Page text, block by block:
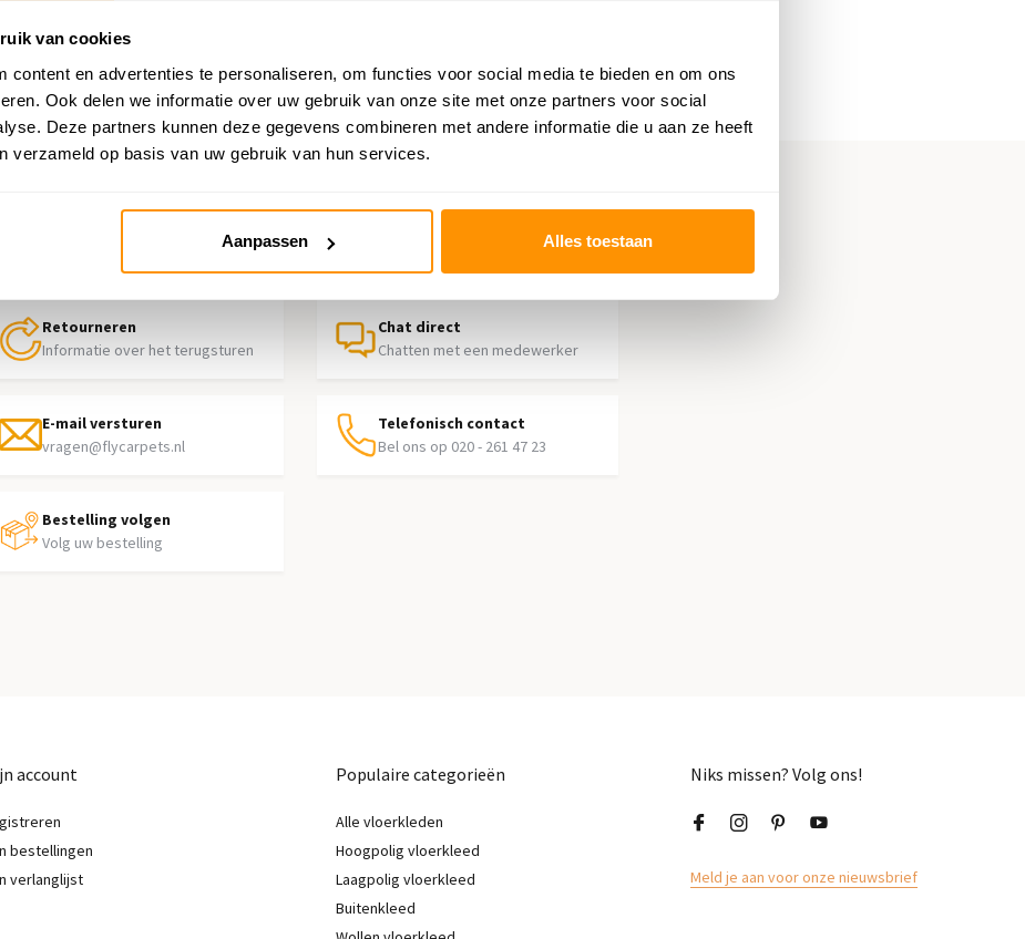
van cookies
content en advertenties te personaliseren, om functies voor social media te bieden en om ons
Ook delen we informatie over uw gebruik van onze site met onze partners voor social
Deze partners kunnen deze gegevens combineren met andere informatie die u aan ze heeft
verzameld op basis van uw gebruik van hun services.
Aanpassen Alles toestaan
Hulp nodig?
Retourneren
Informatie over het terugsturen
Chat direct
Chatten met een medewerker
E-mail versturen
vragen@flycarpets.nl
Telefonisch contact
Bel ons op 020 - 261 47 23
Bestelling volgen
Volg uw bestelling
account
bestellingen
verlanglijst
Populaire categorieën
Alle vloerkleden
Hoogpolig vloerkleed
Laagpolig vloerkleed
Buitenkleed
Niks missen? Volg ons!
Meld je aan voor onze nieuwsbrief